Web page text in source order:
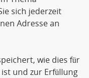
sich jederzeit
Adresse an
wie dies für
und zur Erfüllung